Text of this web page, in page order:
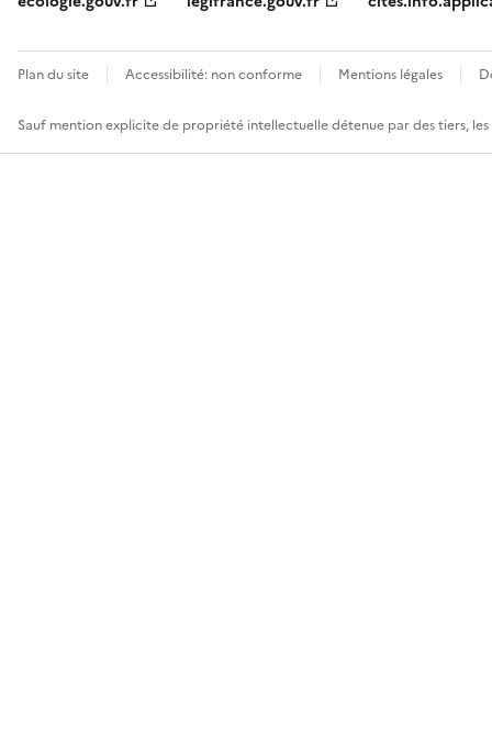
Plan du site Accessibilité: non conforme Mentions légales
Sauf mention explicite de propriété intellectuelle détenue par des tiers,